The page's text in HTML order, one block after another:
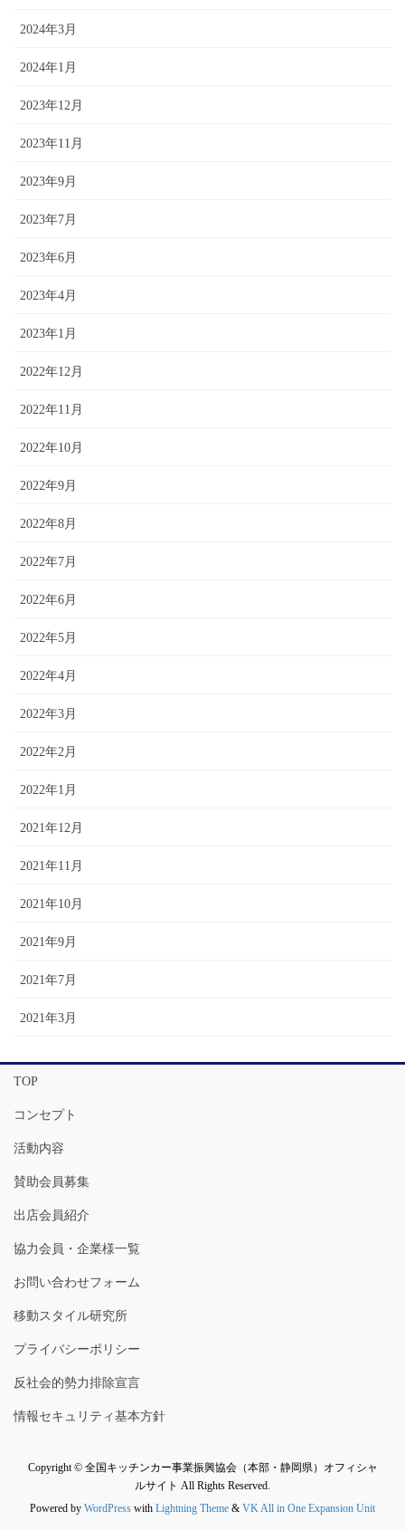
2024年3月
2024年1月
2023年12月
2023年11月
2023年9月
2023年7月
2023年6月
2023年4月
2023年1月
2022年12月
2022年11月
2022年10月
2022年9月
2022年8月
2022年7月
2022年6月
2022年5月
2022年4月
2022年3月
2022年2月
2022年1月
2021年12月
2021年11月
2021年10月
2021年9月
2021年7月
2021年3月
TOP
コンセプト
活動内容
賛助会員募集
出店会員紹介
協力会員・企業様一覧
お問い合わせフォーム
移動スタイル研究所
プライバシーポリシー
反社会的勢力排除宣言
情報セキュリティ基本方針
Copyright © 全国キッチンカー事業振興協会（本部・静岡県）オフィシャ
ルサイト All Rights Reserved.
Powered by WordPress with Lightning Theme & VK All in One Expansion Unit